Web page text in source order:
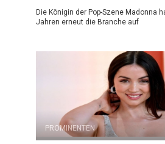
Die Königin der Pop-Szene Madonna
Jahren erneut die Branche auf
PROMINENTEN